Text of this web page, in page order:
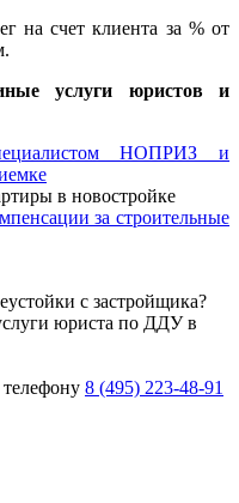
на счет клиента за % от
услуги юристов и
НОПРИЗ и
в новостройке
за строительные
с застройщика?
юриста по ДДУ в
телефону 8 (495) 223-48-91